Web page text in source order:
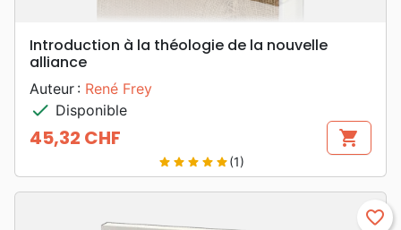
Introduction à la théologie de la nouvelle
alliance
Auteur : René Frey
check Disponible
Prix
45,32 CHF shopping_cart
star star star star star(1)
favorite_border